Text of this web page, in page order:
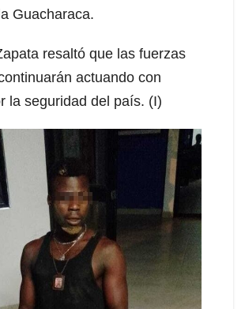
Guacharaca.
resaltó que las fuerzas
actuando con
la seguridad del país. (I)